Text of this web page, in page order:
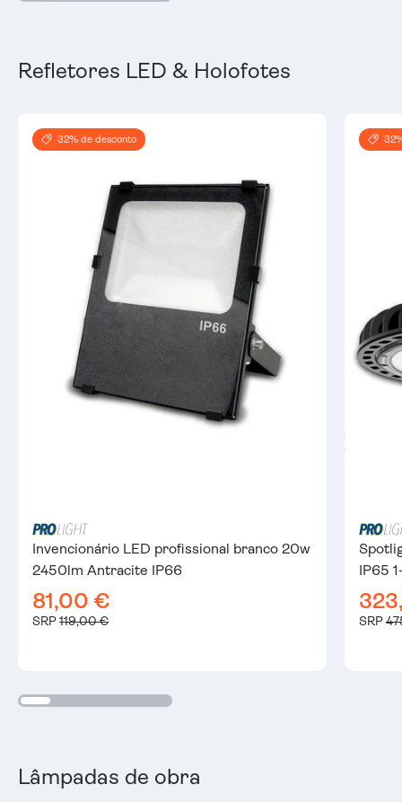
Refletores LED & Holofotes
32% de desconto
Invencionário LED profissional branco 20w
2450lm Antracite IP66
81,00 €
SRP119,00 €
IP65
SRP
Lâmpadas de obra